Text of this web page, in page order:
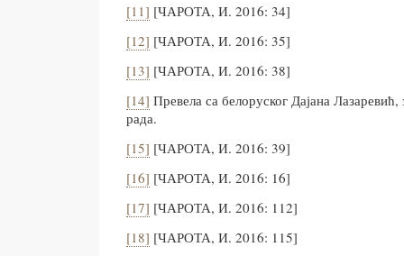
[11] [ЧАРОТА, И. 2016: 34]
[12] [ЧАРОТА, И. 2016: 35]
[13] [ЧАРОТА, И. 2016: 38]
[14] Превела са белоруског Дајана Лазаревић,
рада.
[15] [ЧАРОТА, И. 2016: 39]
[16] [ЧАРОТА, И. 2016: 16]
[17] [ЧАРОТА, И. 2016: 112]
[18] [ЧАРОТА, И. 2016: 115]